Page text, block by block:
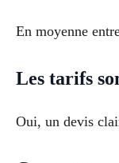
En moyenne
Les tarifs
Oui, un devis